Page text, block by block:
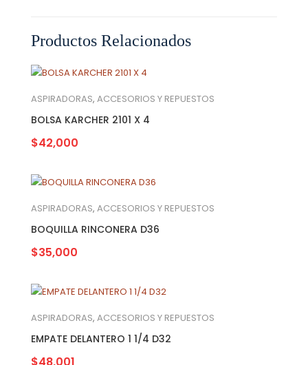
Productos Relacionados
ASPIRADORAS, ACCESORIOS Y REPUESTOS
BOLSA KARCHER 2101 X 4
$42,000
ASPIRADORAS, ACCESORIOS Y REPUESTOS
BOQUILLA RINCONERA D36
$35,000
ASPIRADORAS, ACCESORIOS Y REPUESTOS
EMPATE DELANTERO 1 1/4 D32
$48,001